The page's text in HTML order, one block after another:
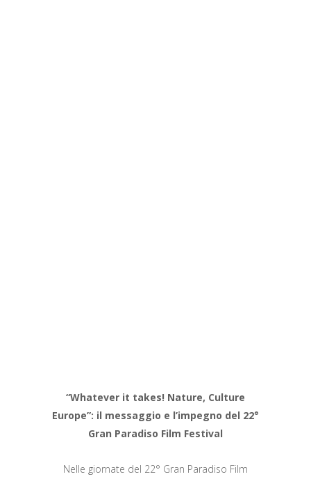
“Whatever it takes! Nature, Culture
Europe”: il messaggio e l’impegno del 22°
Gran Paradiso Film Festival
Nelle giornate del 22° Gran Paradiso Film